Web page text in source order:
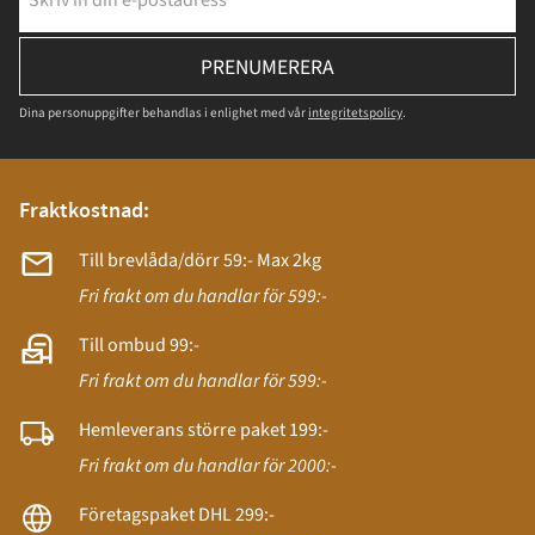
PRENUMERERA
Dina personuppgifter behandlas i enlighet med vår integritetspolicy.
Fraktkostnad:
Till brevlåda/dörr 59:- Max 2kg
Fri frakt om du handlar för 599:-
Till ombud 99:-
Fri frakt om du handlar för 599:-
Hemleverans större paket 199:-
Fri frakt om du handlar för 2000:-
Företagspaket DHL 299:-